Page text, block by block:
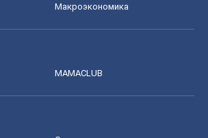
Mакроэкономика
MAMACLUB